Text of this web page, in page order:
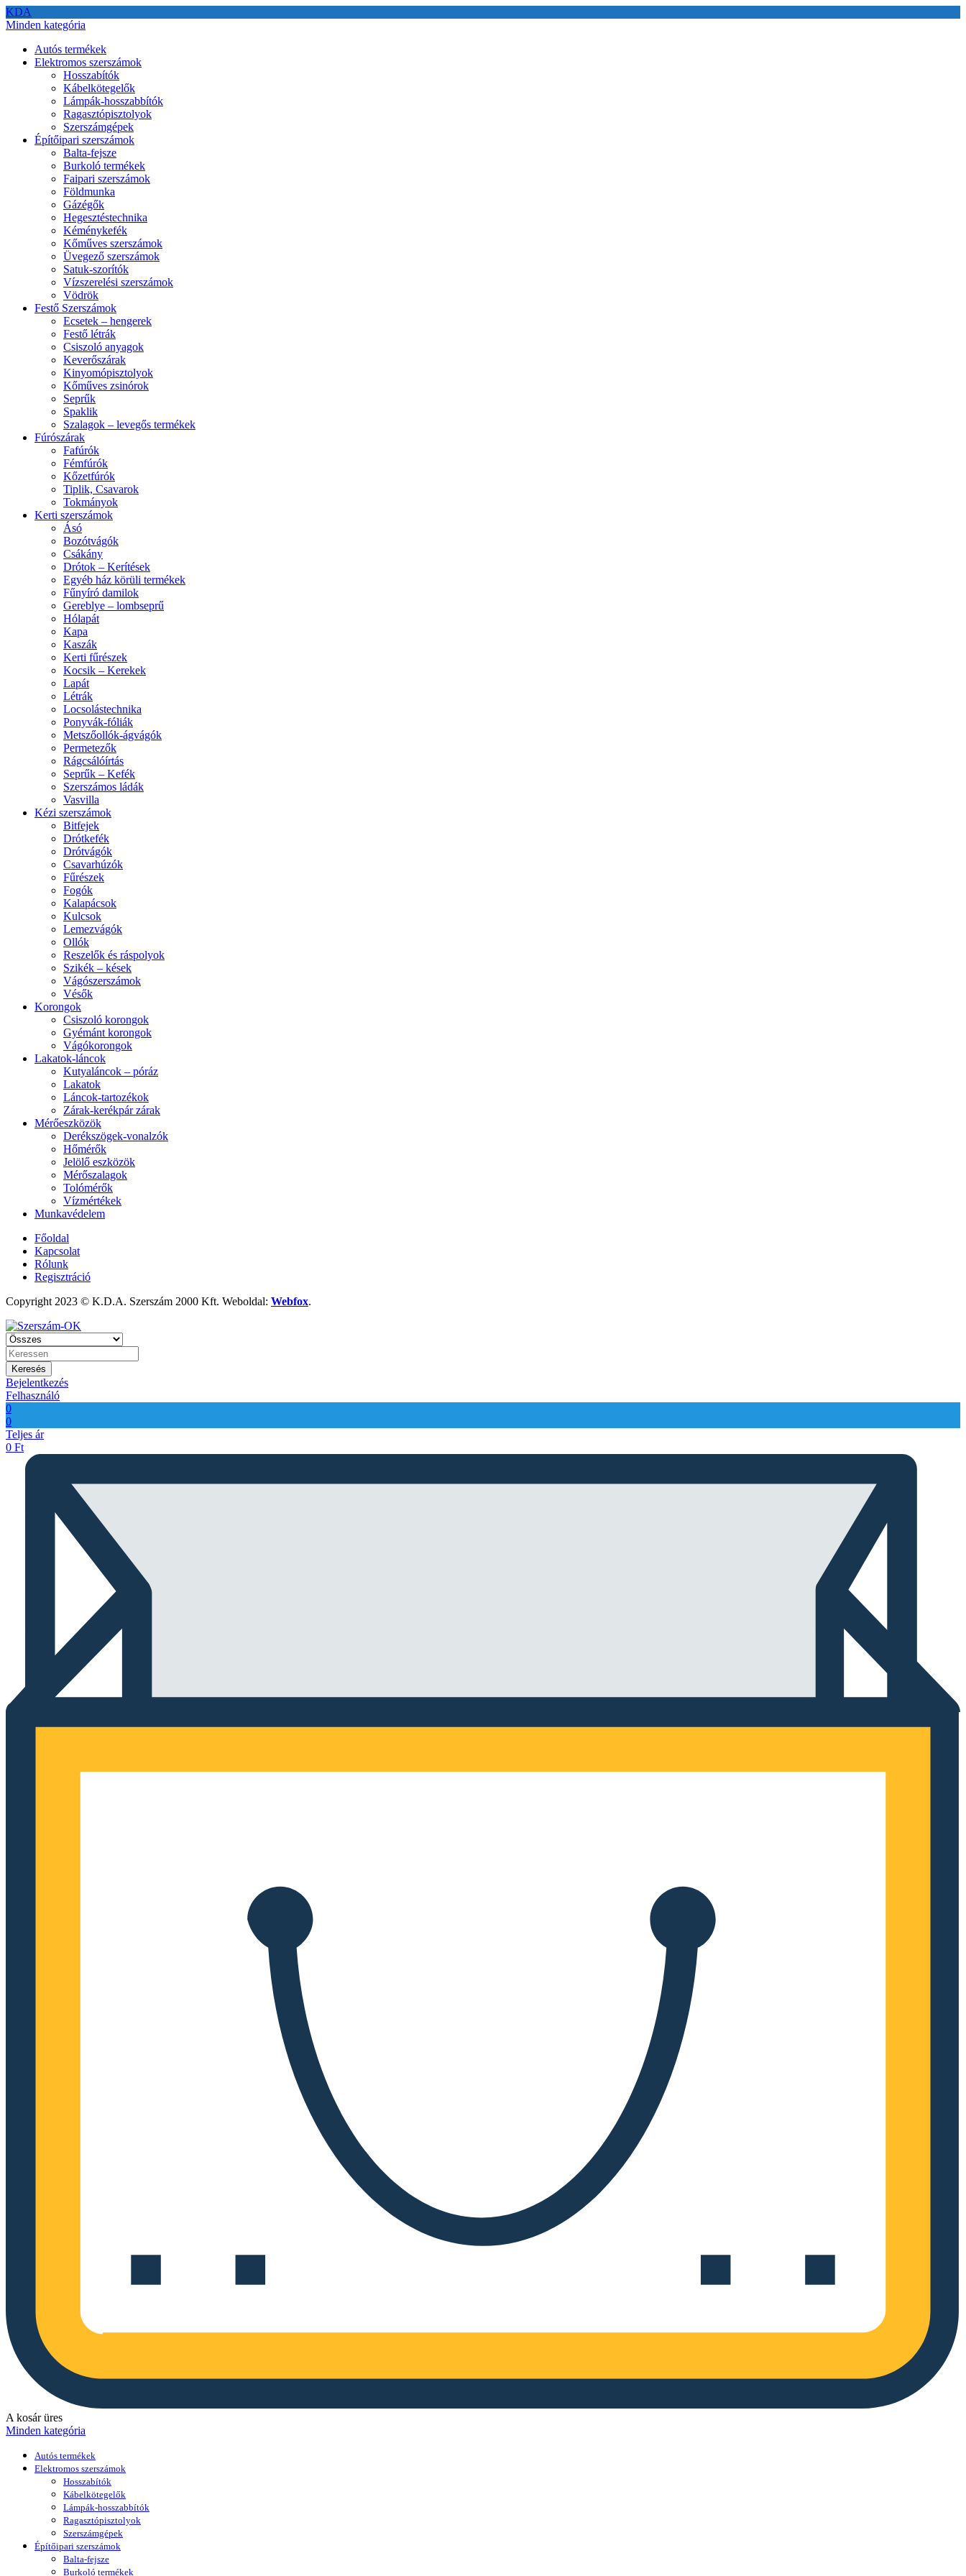
KDA
Minden kategória
Autós termékek
Elektromos szerszámok
Hosszabítók
Kábelkötegelők
Lámpák-hosszabbítók
Ragasztópisztolyok
Szerszámgépek
Építőipari szerszámok
Balta-fejsze
Burkoló termékek
Faipari szerszámok
Földmunka
Gázégők
Hegesztéstechnika
Kéménykefék
Kőműves szerszámok
Üvegező szerszámok
Satuk-szorítók
Vízszerelési szerszámok
Vödrök
Festő Szerszámok
Ecsetek – hengerek
Festő létrák
Csiszoló anyagok
Keverőszárak
Kinyomópisztolyok
Kőműves zsinórok
Seprűk
Spaklik
Szalagok – levegős termékek
Fúrószárak
Fafúrók
Fémfúrók
Kőzetfúrók
Tiplik, Csavarok
Tokmányok
Kerti szerszámok
Ásó
Bozótvágók
Csákány
Drótok – Kerítések
Egyéb ház körüli termékek
Fűnyíró damilok
Gereblye – lombseprű
Hólapát
Kapa
Kaszák
Kerti fűrészek
Kocsik – Kerekek
Lapát
Létrák
Locsolástechnika
Ponyvák-fóliák
Metszőollók-ágvágók
Permetezők
Rágcsálóírtás
Seprűk – Kefék
Szerszámos ládák
Vasvilla
Kézi szerszámok
Bitfejek
Drótkefék
Drótvágók
Csavarhúzók
Fűrészek
Fogók
Kalapácsok
Kulcsok
Lemezvágók
Ollók
Reszelők és ráspolyok
Szikék – kések
Vágószerszámok
Vésők
Korongok
Csiszoló korongok
Gyémánt korongok
Vágókorongok
Lakatok-láncok
Kutyaláncok – póráz
Lakatok
Láncok-tartozékok
Zárak-kerékpár zárak
Mérőeszközök
Derékszögek-vonalzók
Hőmérők
Jelölő eszközök
Mérőszalagok
Tolómérők
Vízmértékek
Munkavédelem
Főoldal
Kapcsolat
Rólunk
Regisztráció
Copyright 2023 © K.D.A. Szerszám 2000 Kft. Weboldal: Webfox.
Keresés
Bejelentkezés
Felhasználó
0
0
Teljes ár
0 Ft
A kosár üres
Minden kategória
Autós termékek
Elektromos szerszámok
Hosszabítók
Kábelkötegelők
Lámpák-hosszabbítók
Ragasztópisztolyok
Szerszámgépek
Építőipari szerszámok
Balta-fejsze
Burkoló termékek